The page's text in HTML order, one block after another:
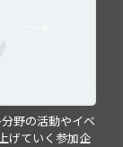
野の活動やイベ
げていく参加企